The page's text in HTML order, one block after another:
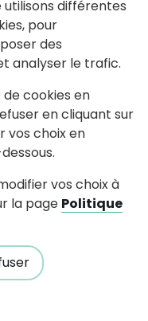
différentes
pour
des
analyser le trafic.
cookies en
en cliquant sur
vos choix en
vos choix à
la page Politique
commercial
Coteaux
Pouillé-Les-